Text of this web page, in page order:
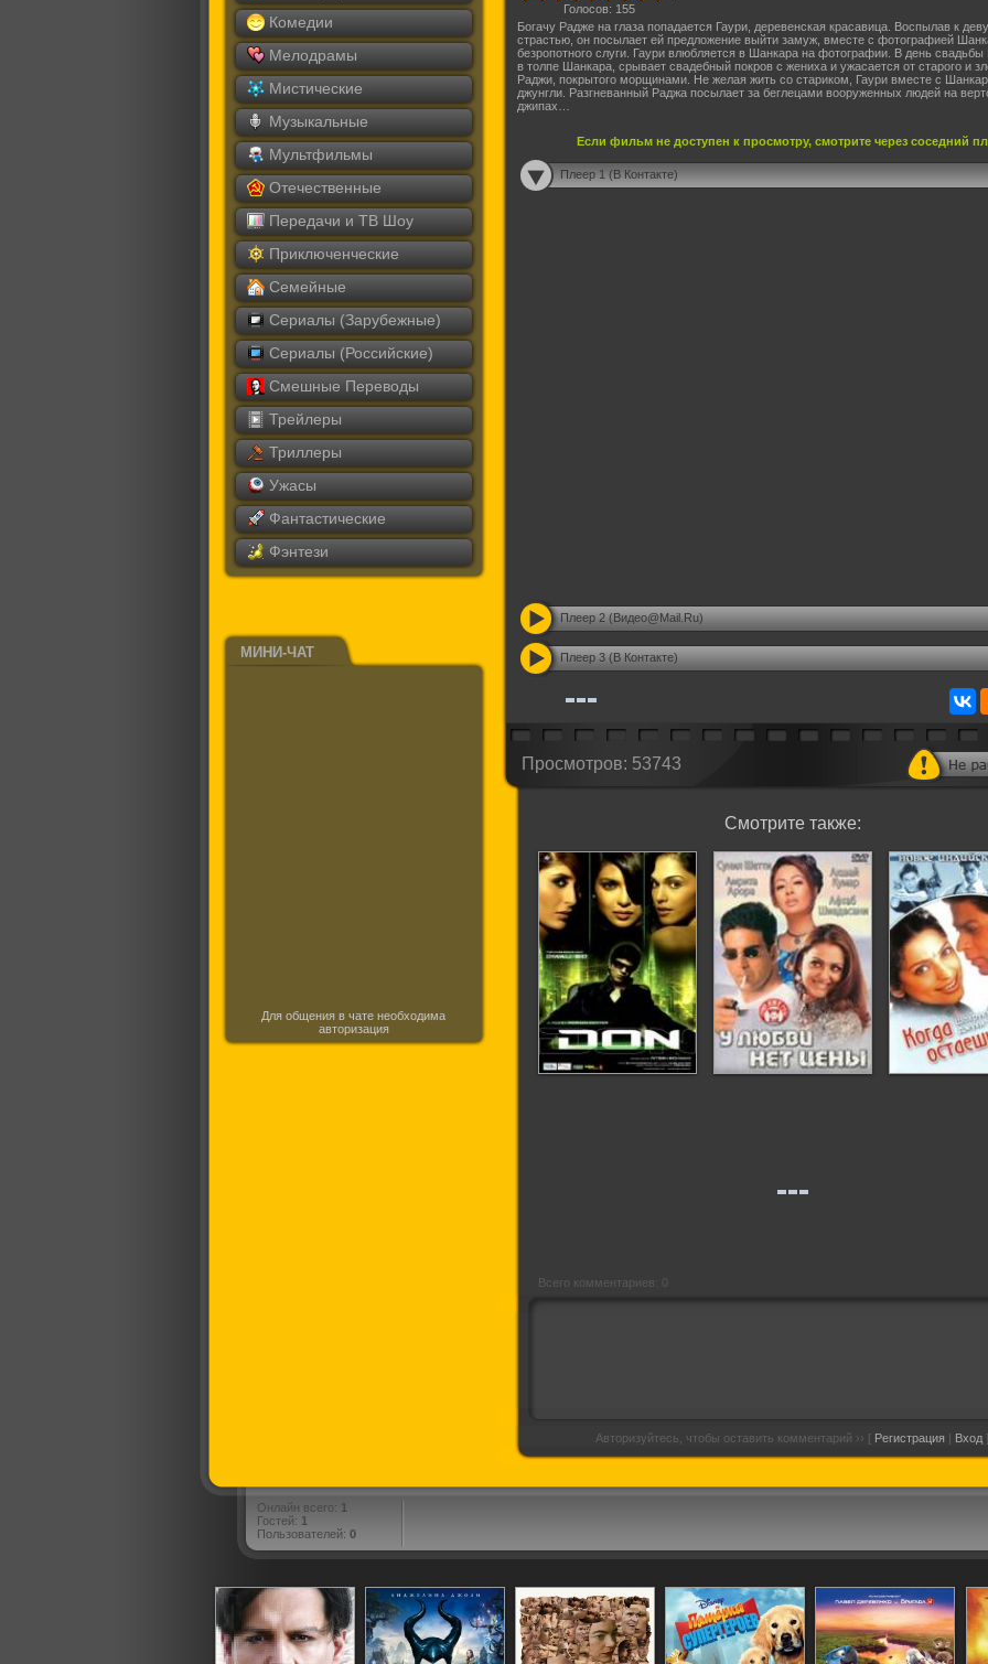
Комедии
Мелодрамы
Мистические
Музыкальные
Мультфильмы
Отечественные
Передачи и ТВ Шоу
Приключенческие
Семейные
Сериалы (Зарубежные)
Сериалы (Российские)
Смешные Переводы
Трейлеры
Триллеры
Ужасы
Фантастические
Фэнтези
МИНИ-ЧАТ
Для общения в чате необходима
авторизация
Голосов: 155
Богачу Радже на глаза попадается Гаури, деревенская красавица. Воспылав к
страстью, он посылает ей предложение выйти замуж, вместе с фотографией
безропотного слуги. Гаури влюбляется в Шанкара на фотографии. В день свадьбы
в толпе Шанкара, срывает свадебный покров с жениха и ужасается от старого и
Раджи, покрытого морщинами. Не желая жить со стариком, Гаури вместе с
джунгли. Разгневанный Раджа посылает за беглецами вооруженных людей на
джипах…
Если фильм не доступен к просмотру, смотрите через соседний
Плеер 1 (В Контакте)
Плеер 2 (Видео@Mail.Ru)
Плеер 3 (В Контакте)
Просмотров: 53743
Смотрите также:
Всего комментариев: 0
Авторизуйтесь, чтобы оставить комментарий ›› [ Регистрация | Вход ]
Онлайн всего: 1
Гостей: 1
Пользователей: 0